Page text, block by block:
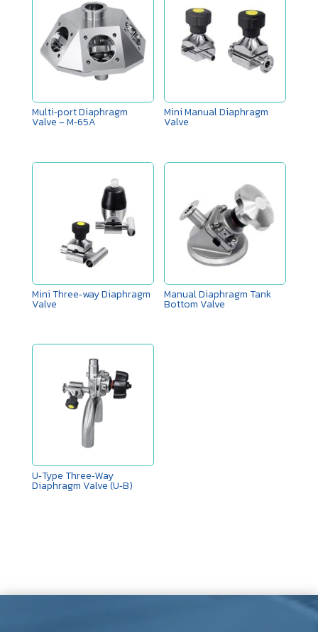
Multi‑port Diaphragm
Valve – M‑65A
Mini Manual Diaphragm
Valve
Mini Three‑way Diaphragm
Valve
Manual Diaphragm Tank
Bottom Valve
U‑Type Three‑Way
Diaphragm Valve (U‑B)